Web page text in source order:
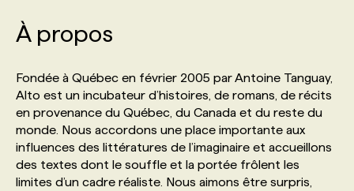
PRIX ET DISTINCTIONS
TENDANCES
ÉVÉNEMENTIEL
NOS AUTEUR‧RICES
FAQ
ANNONCEZ AVEC NOUS
FORMATIONS PERSONNALISÉES
NOS FORMATEUR‧RICES
POURQUOI CHOISIR NOS FORMATIONS
NOS TARIFS
NOS TARIFS
NOS EXPERTISES
FAQ
ANNONCEZ AVEC NOUS
À propos
Fondée à Québec en février 2005 par Antoine Tanguay,
Alto est un incubateur d’histoires, de romans, de récits
en provenance du Québec, du Canada et du reste du
monde. Nous accordons une place importante aux
influences des littératures de l’imaginaire et accueillons
des textes dont le souffle et la portée frôlent les
limites d’un cadre réaliste. Nous aimons être surpris,